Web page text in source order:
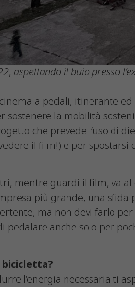
, aspettando il buio presso
a pedali, itinerante
sostenere la mobilità
che prevede l’uso di
il film!) e per spostarsi
mentre guardi il film, va
più grande, una
ma non devi farlo
pedalare anche solo per
l’energia necessaria ti